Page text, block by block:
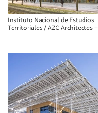
Instituto Nacional de Estudios
Territoriales / AZC Architectes +